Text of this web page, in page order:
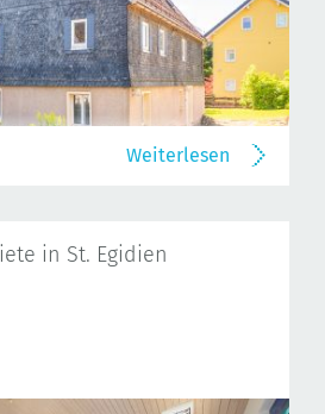
Weiterlesen
in St. Egidien